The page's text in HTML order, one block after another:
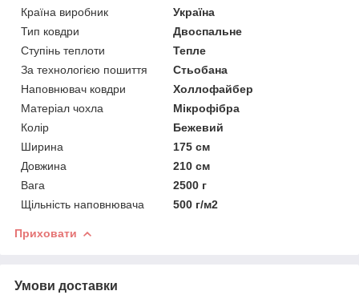
Країна виробник
Україна
Тип ковдри
Двоспальне
Ступінь теплоти
Тепле
За технологією пошиття
Стьобана
Наповнювач ковдри
Холлофайбер
Матеріал чохла
Мікрофібра
Колір
Бежевий
Ширина
175 см
Довжина
210 см
Вага
2500 г
Щільність наповнювача
500 г/м2
Приховати
Умови доставки